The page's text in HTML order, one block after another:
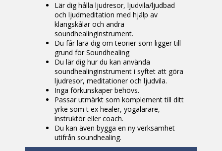
Lär dig hålla ljudresor, ljudvila/ljudbad
och ljudmeditation med hjälp av
klangskålar och andra
soundhealinginstrument.
Du får lära dig om teorier som ligger till
grund för Soundhealing
Du lär dig hur du kan använda
soundhealinginstrument i syftet att göra
ljudresor, meditationer och ljudvila.
Inga förkunskaper behövs.
Passar utmärkt som komplement till ditt
yrke som t ex healer, yogalärare,
instruktör eller coach.
Du kan även bygga en ny verksamhet
utifrån soundhealing.